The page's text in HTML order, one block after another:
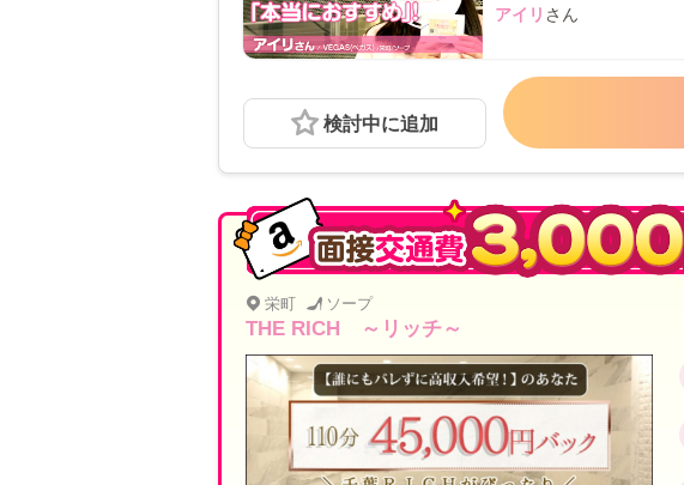
アイリ さん
検討中に追加
栄町 ソープ
THE RICH ～リッチ～